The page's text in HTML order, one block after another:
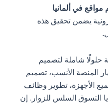
في ألمانيا
يضمن تحقيق هذه
حلولًا شاملة لتصميم
المنصة الأنسب، تصميم
الأجهزة، تطوير وظائف
التسوق السلس للزوار. إن